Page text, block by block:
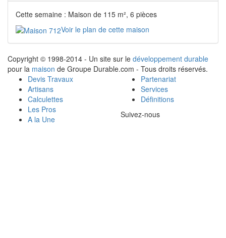
Cette semaine : Maison de 115 m², 6 pièces
Voir le plan de cette maison
Copyright © 1998-2014 - Un site sur le développement durable
pour la maison de Groupe Durable.com - Tous droits réservés.
Devis Travaux
Artisans
Calculettes
Les Pros
A la Une
Partenariat
Services
Définitions
Suivez-nous